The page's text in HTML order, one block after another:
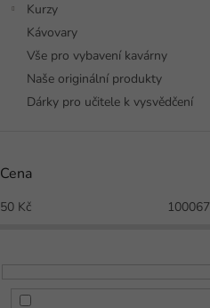
Kurzy
Kávovary
Vše pro vybavení kavárny
Naše originální produkty
Dárky pro učitele k vysvědčení
Cena
50 Kč 100067